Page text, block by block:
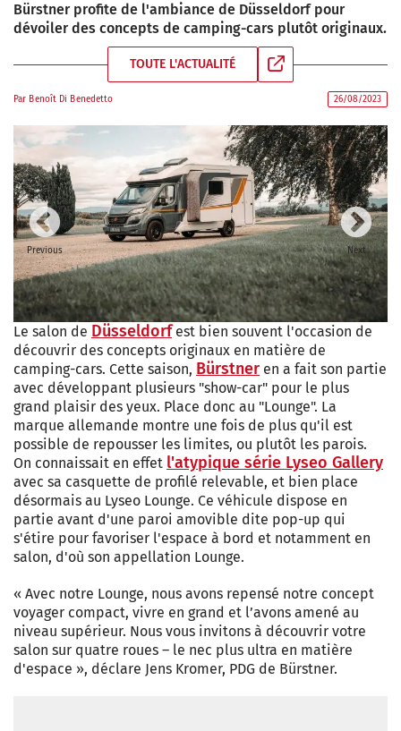
Bürstner profite de l'ambiance de Düsseldorf pour
dévoiler des concepts de camping-cars plutôt originaux.
TOUTE L'ACTUALITÉ
Par Benoît Di Benedetto 26/08/2023
Previous Next
Le salon de Düsseldorfest bien souvent l'occasion de
découvrir des concepts originaux en matière de
camping-cars. Cette saison, Bürstner en a fait son partie
avec développant plusieurs "show-car" pour le plus
grand plaisir des yeux. Place donc au "Lounge". La
marque allemande montre une fois de plus qu'il est
possible de repousser les limites, ou plutôt les parois.
On connaissait en effet l'atypique série Lyseo Gallery
avec sa casquette de profilé relevable, et bien place
désormais au Lyseo Lounge. Ce véhicule dispose en
partie avant d'une paroi amovible dite pop-up qui
s'étire pour favoriser l'espace à bord et notamment en
salon, d'où son appellation Lounge.
« Avec notre Lounge, nous avons repensé notre concept
voyager compact, vivre en grand et l’avons amené au
niveau supérieur. Nous vous invitons à découvrir votre
salon sur quatre roues – le nec plus ultra en matière
d'espace », déclare Jens Kromer, PDG de Bürstner.